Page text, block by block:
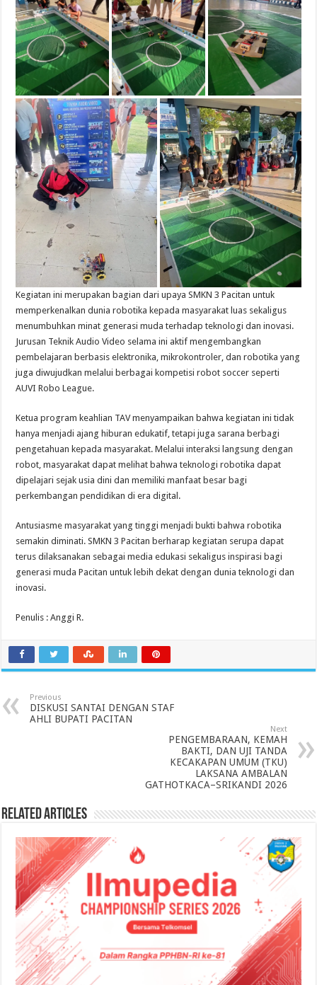
Kegiatan ini merupakan bagian dari upaya SMKN 3 Pacitan untuk
memperkenalkan dunia robotika kepada masyarakat luas sekaligus
menumbuhkan minat generasi muda terhadap teknologi dan inovasi.
Jurusan Teknik Audio Video selama ini aktif mengembangkan
pembelajaran berbasis elektronika, mikrokontroler, dan robotika yang
juga diwujudkan melalui berbagai kompetisi robot soccer seperti
AUVI Robo League.
Ketua program keahlian TAV menyampaikan bahwa kegiatan ini tidak
hanya menjadi ajang hiburan edukatif, tetapi juga sarana berbagi
pengetahuan kepada masyarakat. Melalui interaksi langsung dengan
robot, masyarakat dapat melihat bahwa teknologi robotika dapat
dipelajari sejak usia dini dan memiliki manfaat besar bagi
perkembangan pendidikan di era digital.
Antusiasme masyarakat yang tinggi menjadi bukti bahwa robotika
semakin diminati. SMKN 3 Pacitan berharap kegiatan serupa dapat
terus dilaksanakan sebagai media edukasi sekaligus inspirasi bagi
generasi muda Pacitan untuk lebih dekat dengan dunia teknologi dan
inovasi.
Penulis : Anggi R.
Previous
DISKUSI SANTAI DENGAN STAF
AHLI BUPATI PACITAN
Next
PENGEMBARAAN, KEMAH
BAKTI, DAN UJI TANDA
KECAKAPAN UMUM (TKU)
LAKSANA AMBALAN
GATHOTKACA–SRIKANDI 2026
Related Articles